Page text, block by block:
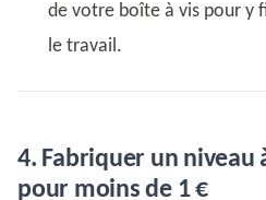
de votre boîte à vis pour y
le travail.
4. Fabriquer un niveau
pour moins de 1 €